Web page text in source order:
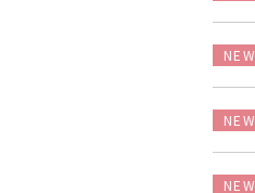
NEW
NEW
NEW